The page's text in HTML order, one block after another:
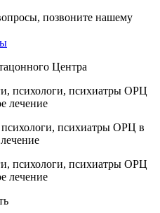
позвоните нашему
Центра
психиатры ОРЦ в